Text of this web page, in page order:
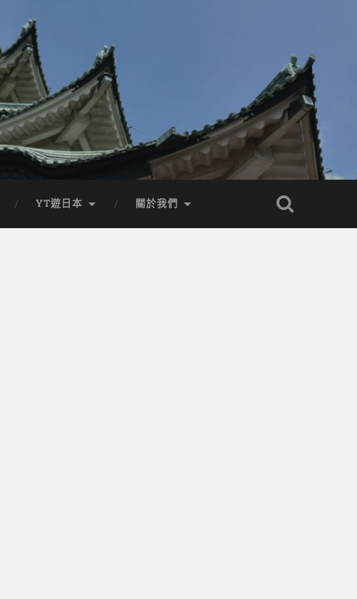
YT遊日本 關於我們